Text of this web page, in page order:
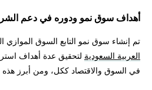
أهداف سوق نمو ودوره في دعم
تم إنشاء سوق نمو التابع السوق الموازي
العربية السعودية لتحقيق عدة أهداف
في السوق والاقتصاد ككل، ومن أبرز هذه